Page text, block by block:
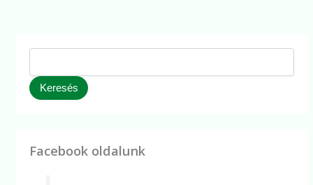
Keresés
Facebook oldalunk